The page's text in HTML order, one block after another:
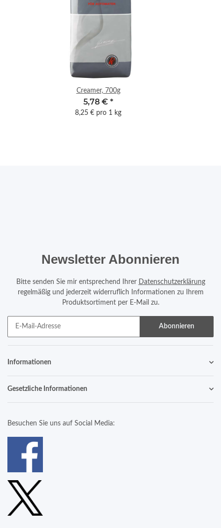
Creamer, 700g
5,78 € *
8,25 € pro 1 kg
Newsletter Abonnieren
Bitte senden Sie mir entsprechend Ihrer
Datenschutzerklärung
regelmäßig und jederzeit widerruflich Informationen zu Ihrem
Produktsortiment per E-Mail zu.
Abonnieren
Informationen
Gesetzliche Informationen
Besuchen Sie uns auf Social Media: